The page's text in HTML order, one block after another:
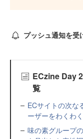
プッシュ通知を受
ECzine Day
覧
ECサイトの次
ーザーをわくわ
味の素グループ